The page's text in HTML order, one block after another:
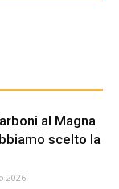
al Magna
scelto la
2026